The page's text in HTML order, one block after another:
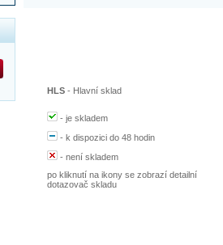
HLS - Hlavní sklad
- je skladem
- k dispozici do 48 hodin
- není skladem
po kliknutí na ikony se zobrazí detailní
dotazovač skladu